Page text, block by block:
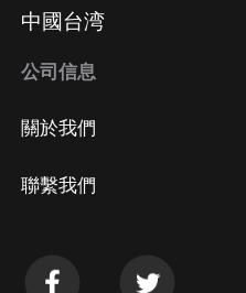
中國台湾
公司信息
關於我們
聯繫我們